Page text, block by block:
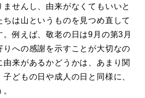
せんし、由来がなくてもいいと
ちは山というものを見つめ直して
。例えば、敬老の日は9月の第3月
りへの感謝を示すことが大切なの
由来があるかどうかは、あまり関
どもの日や成人の日と同様に、